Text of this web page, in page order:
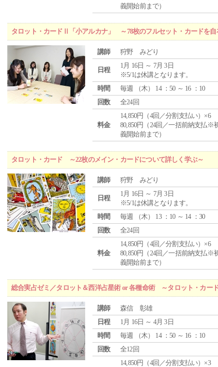
義開始前まで）
タロット・カードⅡ「小アルカナ」 ～78枚のフルセット・カードを自
講師 狩野 みどり
日程
1月 16日 ～ 7月 3日
※5/1は休講となります。
時間
毎週 （木） 14 ：50 ～ 16 ：10
回数
全24回
料金
14,850円（4回／分割支払い）×6
80,850円（24回／一括前納支払※
義開始前まで）
タロット・カード ～22枚のメイン・カードについて詳しく学ぶ～
講師 狩野 みどり
日程
1月 16日 ～ 7月 3日
※5/1は休講となります。
時間
毎週 （木） 13 ：10 ～ 14 ：30
回数
全24回
料金
14,850円（4回／分割支払い）×6
80,850円（24回／一括前納支払※
義開始前まで）
総合実占ゼミ／タロット＆西洋占星術 or 各種命術 ～タロット・カー
講師
森信 彰雄
日程
1月 16日 ～ 4月 3日
時間
毎週 （木） 14 ：50 ～ 16 ：10
回数
全12回
14,850円（4回／分割支払い）×3